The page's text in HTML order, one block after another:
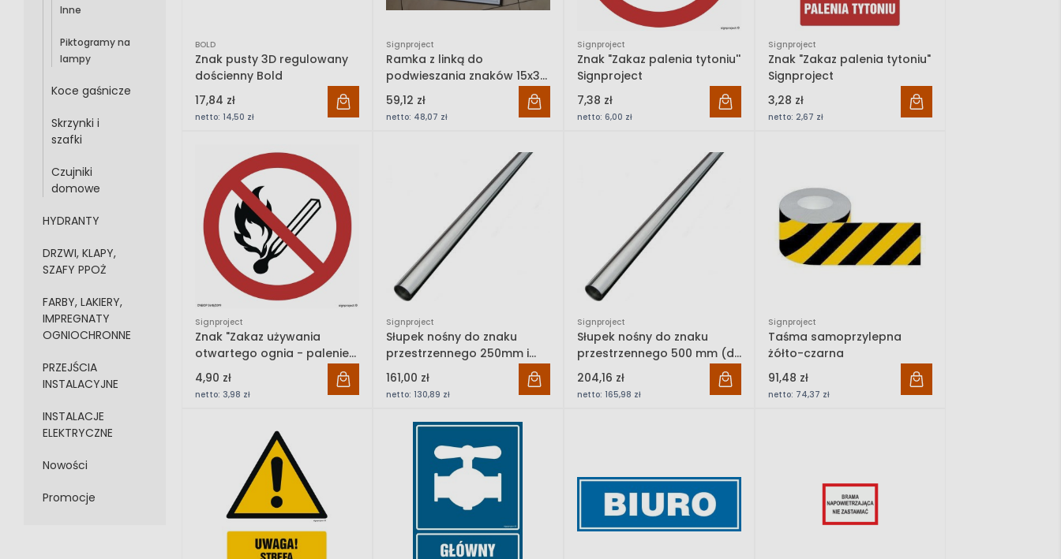
Inne
Piktogramy na
lampy
Koce gaśnicze
Skrzynki i
szafki
Czujniki
domowe
HYDRANTY
DRZWI, KLAPY,
SZAFY PPOŻ
FARBY, LAKIERY,
IMPREGNATY
OGNIOCHRONNE
PRZEJŚCIA
INSTALACYJNE
INSTALACJE
ELEKTRYCZNE
Nowości
Promocje
BOLD
Znak pusty 3D regulowany
dościenny Bold
17,84 zł
netto: 14,50 zł
Signproject
Ramka z linką do
podwieszania znaków 15x30
cm Signproject
59,12 zł
netto: 48,07 zł
Signproject
Znak "Zakaz palenia tytoniu''
Signproject
7,38 zł
netto: 6,00 zł
Signproject
Znak "Zakaz palenia tytoniu"
Signproject
3,28 zł
netto: 2,67 zł
Signproject
Znak "Zakaz używania
otwartego ognia - palenie
tytoniu zabronione"
Signproject
4,90 zł
netto: 3,98 zł
Signproject
Słupek nośny do znaku
przestrzennego 250mm i
350 mm (dł. 2m) Signproject
161,00 zł
netto: 130,89 zł
Signproject
Słupek nośny do znaku
przestrzennego 500 mm (dł.
2m) Signproject
204,16 zł
netto: 165,98 zł
Signproject
Taśma samoprzylepna
żółto-czarna
91,48 zł
netto: 74,37 zł